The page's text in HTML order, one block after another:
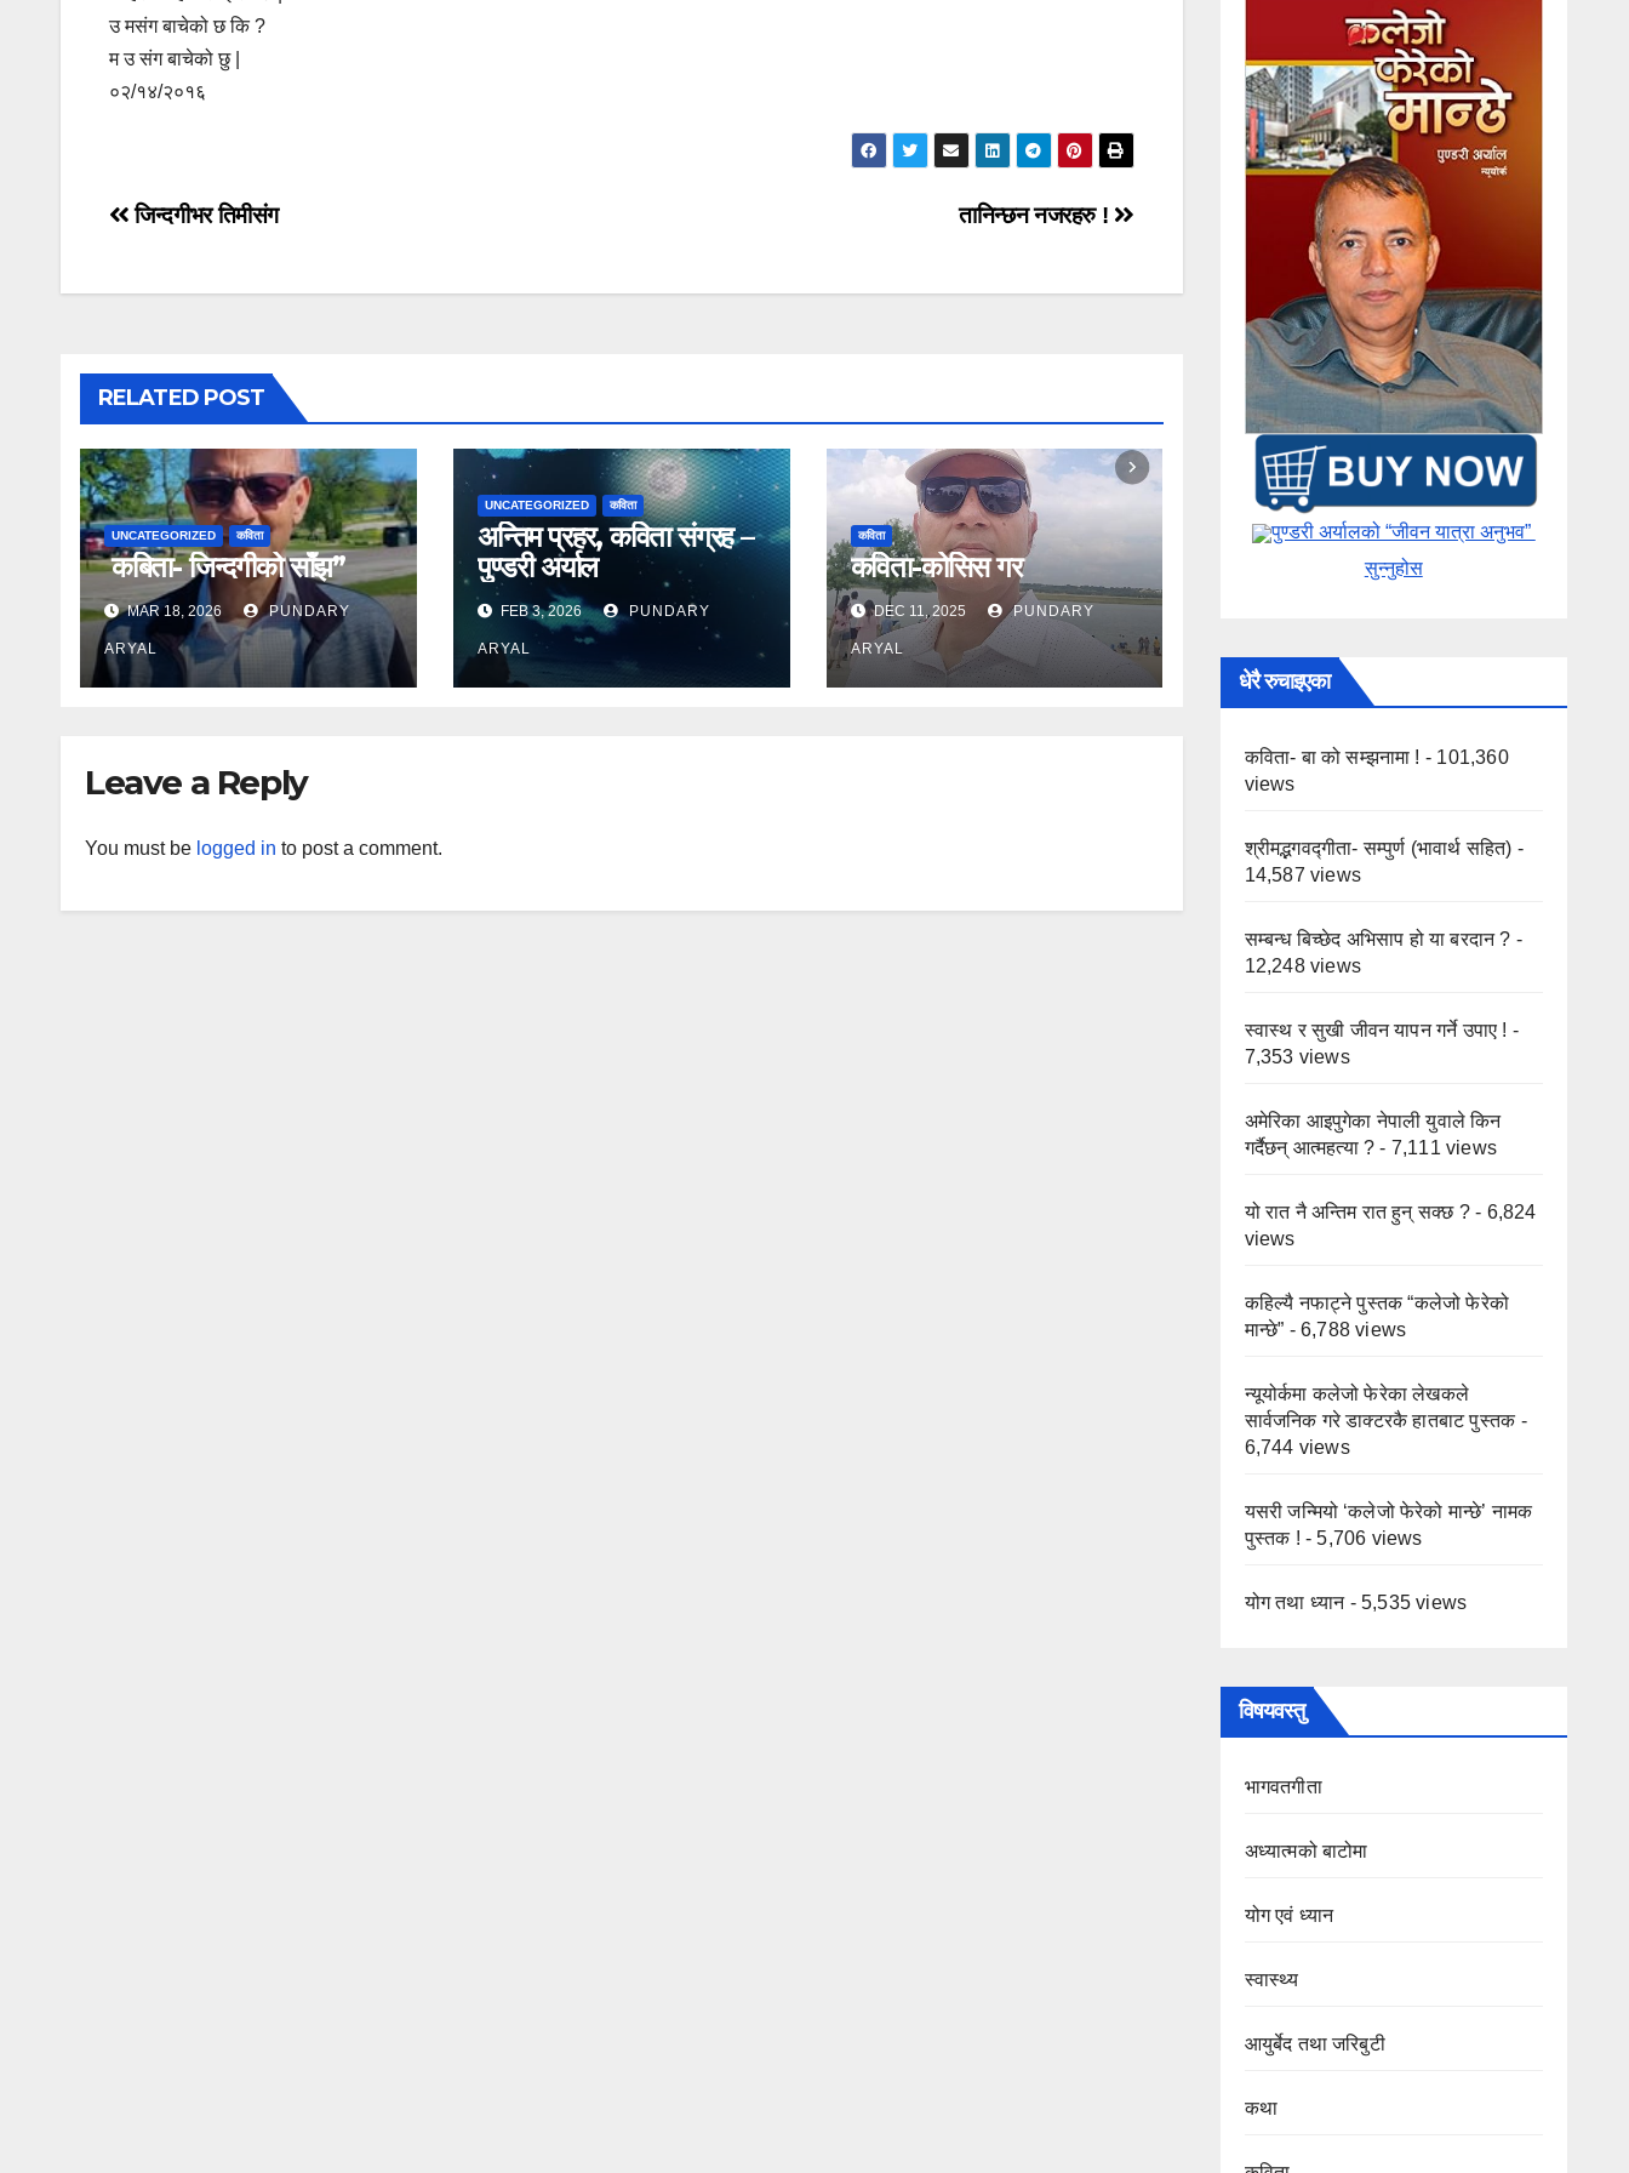
उ मसंग बाचेको छ कि ?
म उ संग बाचेको छु |
०२/१४/२०१६
Post
तानिन्छन नजरहरु !
जिन्दगीभर तिमीसंग
RELATED POST
UNCATEGORIZED कविता
कबिता- जिन्दगीको साँझ”
MAR 18, 2026 PUNDARY
ARYAL
UNCATEGORIZED कविता
अन्तिम प्रहर, कविता संग्रह –
पुण्डरी अर्याल
FEB 3, 2026 PUNDARY
ARYAL
कविता
कविता-कोसिस गर
DEC 11, 2025 PUNDARY
ARYAL
Leave a Reply
You must be logged in to post a comment.
पुण्डरी अर्यालको “जीवन यात्रा अनुभव” ​
सुन्नुहोस
धेरै रुचाइएका
कविता- बा को सम्झनामा ! - 101,360
views
श्रीमद्भगवद्गीता- सम्पुर्ण (भावार्थ सहित) -
14,587 views
सम्बन्ध बिच्छेद अभिसाप हो या बरदान ? -
12,248 views
स्वास्थ र सुखी जीवन यापन गर्ने उपाए ! -
7,353 views
अमेरिका आइपुगेका नेपाली युवाले किन
गर्दैछन् आत्महत्या ? - 7,111 views
यो रात नै अन्तिम रात हुन् सक्छ ?- 6,824
views
कहिल्यै नफाट्ने पुस्तक “कलेजो फेरेको
मान्छे” - 6,788 views
न्यूयोर्कमा कलेजो फेरेका लेखकले
सार्वजनिक गरे डाक्टरकै हातबाट पुस्तक-
6,744 views
यसरी जन्मियो ‘कलेजो फेरेको मान्छे’ नामक
पुस्तक ! - 5,706 views
योग तथा ध्यान- 5,535 views
विषयवस्तु
भागवतगीता
अध्यात्मको बाटोमा
योग एवं ध्यान
स्वास्थ्य
आयुर्बेद तथा जरिबुटी
कथा